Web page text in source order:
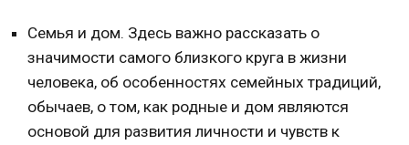
Семья и дом. Здесь важно рассказать о
значимости самого близкого круга в жизни
человека, об особенностях семейных традиций,
обычаев, о том, как родные и дом являются
основой для развития личности и чувств к